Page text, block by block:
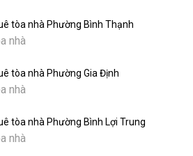
tòa nhà Phường Bình Thạnh
nhà
tòa nhà Phường Gia Định
nhà
tòa nhà Phường Bình Lợi Trung
nhà